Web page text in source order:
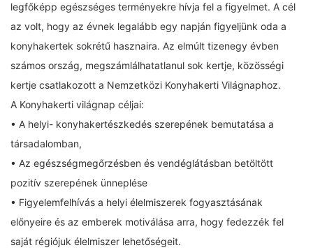
legfőképp egészséges terményekre hívja fel a figyelmet. A cél
az volt, hogy az évnek legalább egy napján figyeljünk oda a
konyhakertek sokrétű hasznaira. Az elmúlt tizenegy évben
számos ország, megszámlálhatatlanul sok kertje, közösségi
kertje csatlakozott a Nemzetközi Konyhakerti Világnaphoz.
A Konyhakerti világnap céljai:
• A helyi- konyhakertészkedés szerepének bemutatása a
társadalomban,
• Az egészségmegőrzésben és vendéglátásban betöltött
pozitív szerepének ünneplése
• Figyelemfelhívás a helyi élelmiszerek fogyasztásának
előnyeire és az emberek motiválása arra, hogy fedezzék fel
saját régiójuk élelmiszer lehetőségeit.